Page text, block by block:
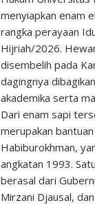
menyiapkan enam
rangka perayaan
Hijriah/2026.
disembelih pada
dagingnya
akademika serta
Dari enam sapi
merupakan
Habiburokhman,
angkatan 1993.
berasal dari
Mirzani Djausal,